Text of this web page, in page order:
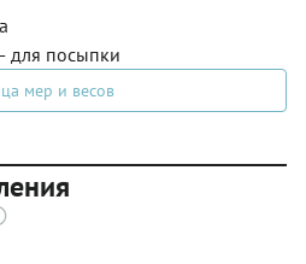
для посыпки
мер и весов